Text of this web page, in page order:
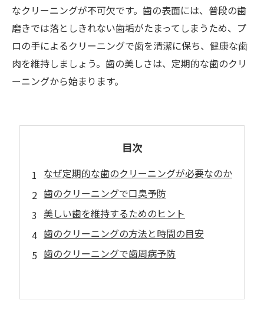
なクリーニングが不可欠です。歯の表面には、普段の歯
磨きでは落としきれない歯垢がたまってしまうため、プ
ロの手によるクリーニングで歯を清潔に保ち、健康な歯
肉を維持しましょう。歯の美しさは、定期的な歯のクリ
ーニングから始まります。
目次
なぜ定期的な歯のクリーニングが必要なのか
歯のクリーニングで口臭予防
美しい歯を維持するためのヒント
歯のクリーニングの方法と時間の目安
歯のクリーニングで歯周病予防